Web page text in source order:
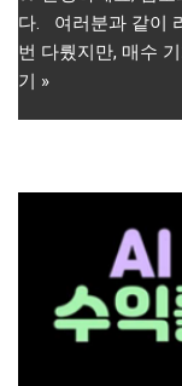
다. 여러분과 같이
번 다뤘지만, 매수
기 »